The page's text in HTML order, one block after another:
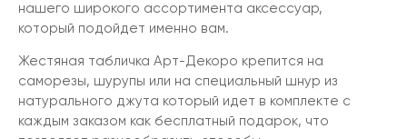
нашего широкого ассортимента аксессуар,
который подойдет именно вам.
Жестяная табличка Арт-Декоро крепится на
саморезы, шурупы или на специальный шнур из
натурального джута который идет в комплекте с
каждым заказом как бесплатный подарок, что